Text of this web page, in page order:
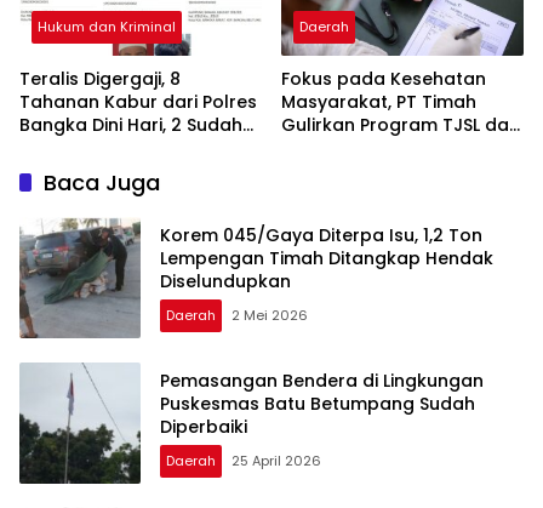
Hukum dan Kriminal
Teralis Digergaji, 8
Tahanan Kabur dari Polres
Bangka Dini Hari, 2 Sudah
Daerah
Fokus pada Kesehatan
Masyarakat, PT Timah
Gulirkan Program TJSL dari
Baca Juga
Korem 045/Gaya Diterpa Isu, 1,2 Ton
Lempengan Timah Ditangkap Hendak
Diselundupkan
Daerah 2 Mei 2026
Pemasangan Bendera di Lingkungan
Puskesmas Batu Betumpang Sudah
Diperbaiki
Daerah 25 April 2026